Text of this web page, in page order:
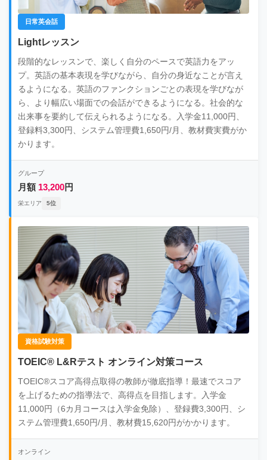
日常英会話
Lightレッスン
段階的なレッスンで、楽しく自分のペースで英語力をアッ
プ。英語の基本表現を学びながら、自分の身近なことが言え
るようになる。英語のファンクションごとの表現を学びなが
ら、より幅広い場面での会話ができるようになる。社会的な
出来事を要約して伝えられるようになる。入学金11,000円、
登録料3,300円、システム管理費1,650円/月、教材費実費がか
かります。
グループ
月額 13,200円
栄エリア 5位
資格試験対策
TOEIC® L&Rテスト オンライン対策コース
TOEIC®スコア高得点取得の教師が徹底指導！最速でスコア
を上げるための指導法で、高得点を目指します。入学金
11,000円（6カ月コースは入学金免除）、登録費3,300円、シ
ステム管理費1,650円/月、教材費15,620円がかかります。
オンライン